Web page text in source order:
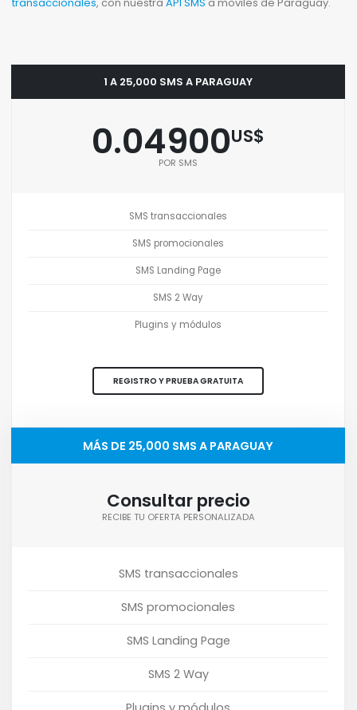
transaccionales, con nuestra API SMS a moviles de Paraguay.
1 A 25,000 SMS A PARAGUAY
0.04900US$
POR SMS
SMS transaccionales
SMS promocionales
SMS Landing Page
SMS 2 Way
Plugins y módulos
REGISTRO Y PRUEBA GRATUITA
MÁS DE 25,000 SMS A PARAGUAY
Consultar precio
RECIBE TU OFERTA PERSONALIZADA
SMS transaccionales
SMS promocionales
SMS Landing Page
SMS 2 Way